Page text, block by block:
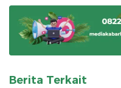
Berita Terkait